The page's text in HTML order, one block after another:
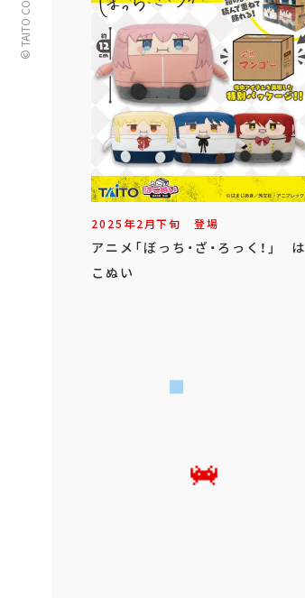
2025年2月下旬 登場
アニメ「ぼっち・ざ・ろっく！」 は
こぬい